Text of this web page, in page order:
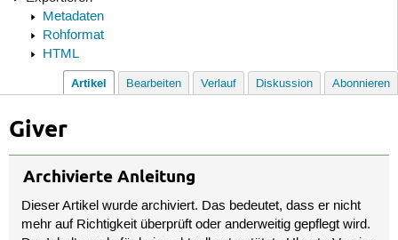
Metadaten
Rohformat
HTML
Artikel Bearbeiten Verlauf Diskussion Abonnieren
Giver
Archivierte Anleitung
Dieser Artikel wurde archiviert. Das bedeutet, dass er nicht
mehr auf Richtigkeit überprüft oder anderweitig gepflegt wird.